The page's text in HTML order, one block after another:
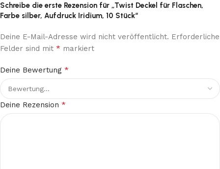
Schreibe die erste Rezension für „Twist Deckel für Flaschen,
Farbe silber, Aufdruck Iridium, 10 Stück“
Deine E-Mail-Adresse wird nicht veröffentlicht. Erforderliche
Felder sind mit * markiert
Deine Bewertung *
Deine Rezension *